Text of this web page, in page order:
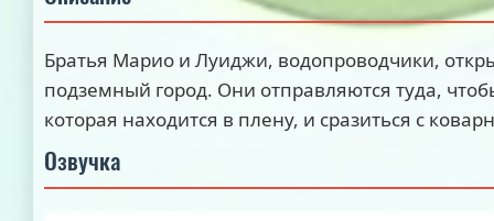
Братья Марио и Луиджи, водопроводчики,
подземный город. Они отправляются туда,
которая находится в плену, и сразиться с
Озвучка